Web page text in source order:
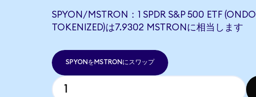
SPYON/MSTRON：1 SPDR S&P 500 ETF (ONDO
TOKENIZED)は7.9302 MSTRONに相当します
SPYONをMSTRONにスワップ